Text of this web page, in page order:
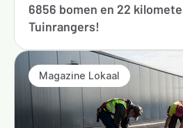
6856 bomen en 22
Tuinrangers!
Magazine Lokaal